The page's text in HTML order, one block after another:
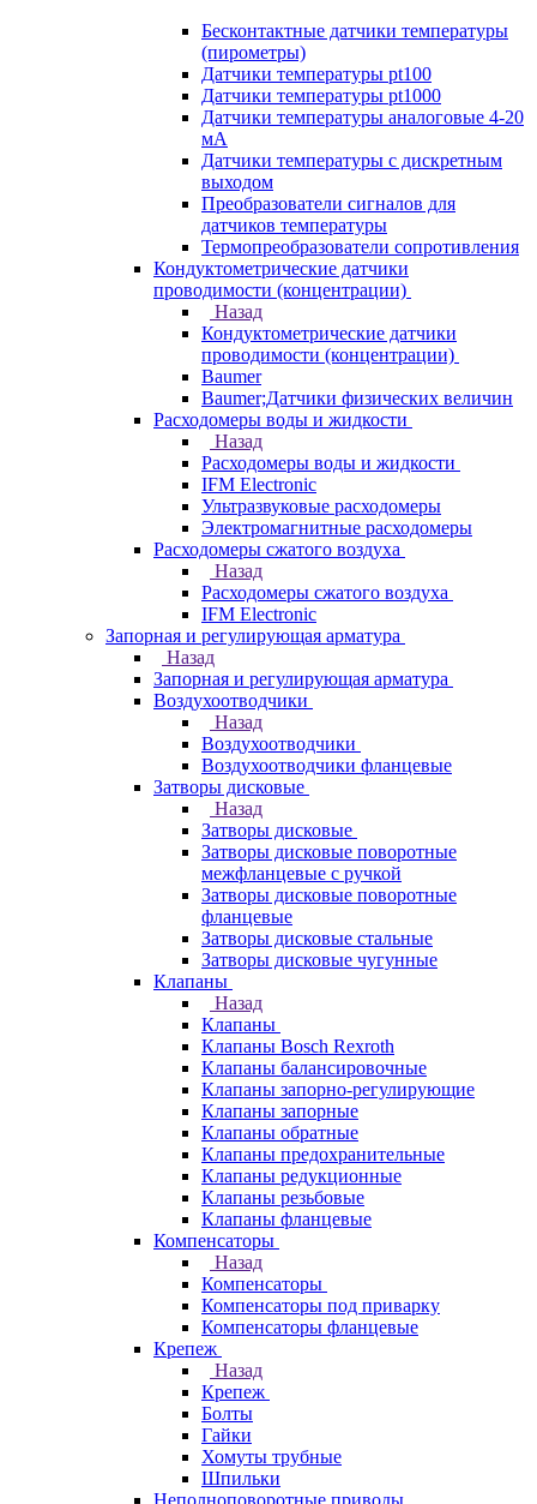
Бесконтактные датчики температуры
(пирометры)
Датчики температуры pt100
Датчики температуры pt1000
Датчики температуры аналоговые 4-20
мА
Датчики температуры с дискретным
выходом
Преобразователи сигналов для
датчиков температуры
Термопреобразователи сопротивления
Кондуктометрические датчики
проводимости (концентрации)
Назад
Кондуктометрические датчики
проводимости (концентрации)
Baumer
Baumer;Датчики физических величин
Расходомеры воды и жидкости
Назад
Расходомеры воды и жидкости
IFM Electronic
Ультразвуковые расходомеры
Электромагнитные расходомеры
Расходомеры сжатого воздуха
Назад
Расходомеры сжатого воздуха
IFM Electronic
Запорная и регулирующая арматура
Назад
Запорная и регулирующая арматура
Воздухоотводчики
Назад
Воздухоотводчики
Воздухоотводчики фланцевые
Затворы дисковые
Назад
Затворы дисковые
Затворы дисковые поворотные
межфланцевые с ручкой
Затворы дисковые поворотные
фланцевые
Затворы дисковые стальные
Затворы дисковые чугунные
Клапаны
Назад
Клапаны
Клапаны Bosch Rexroth
Клапаны балансировочные
Клапаны запорно-регулирующие
Клапаны запорные
Клапаны обратные
Клапаны предохранительные
Клапаны редукционные
Клапаны резьбовые
Клапаны фланцевые
Компенсаторы
Назад
Компенсаторы
Компенсаторы под приварку
Компенсаторы фланцевые
Крепеж
Назад
Крепеж
Болты
Гайки
Хомуты трубные
Шпильки